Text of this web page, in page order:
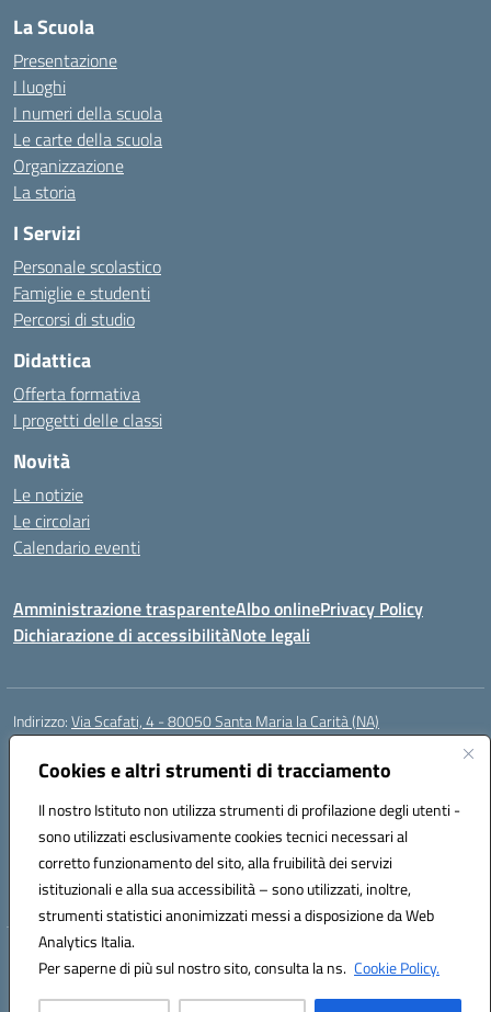
Cookies e altri strumenti di tracciamento
Il nostro Istituto non utilizza strumenti di profilazione degli utenti -
sono utilizzati esclusivamente cookies tecnici necessari al
corretto funzionamento del sito, alla fruibilità dei servizi
istituzionali e alla sua accessibilità – sono utilizzati, inoltre,
strumenti statistici anonimizzati messi a disposizione da Web
Analytics Italia.
Per saperne di più sul nostro sito, consulta la ns. Cookie Policy.
La Scuola
Presentazione
I luoghi
I numeri della scuola
Le carte della scuola
Organizzazione
La storia
I Servizi
Personale scolastico
Famiglie e studenti
Percorsi di studio
Didattica
Offerta formativa
I progetti delle classi
Novità
Le notizie
Le circolari
Calendario eventi
Amministrazione trasparenteAlbo onlinePrivacy Policy
Dichiarazione di accessibilitàNote legali
Indirizzo:Via Scafati, 4 - 80050 Santa Maria la Carità (NA)
Centralino:
Posta elettronica certificata (PEC):NAEE21900T@pec.istruzione.it
Codice fiscale: 90016250632
Codice meccanografico:NAEE21900T
Codice Indice delle Pubbliche Amministrazioni (IPA): istsc_naee21900t
Codice unico di fatturazione (CUF): UFZ0X6
Hosting & Powered by 3D Solution S.r.l.
Concept & Design by Designers Italia